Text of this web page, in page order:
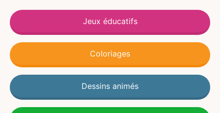
Jeux éducatifs
Coloriages
Dessins animés